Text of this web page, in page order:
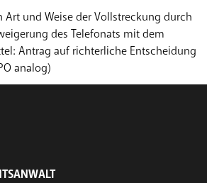
Art und Weise der Vollstreckung durch
des Telefonats mit dem
Antrag auf richterliche Entscheidung
analog)